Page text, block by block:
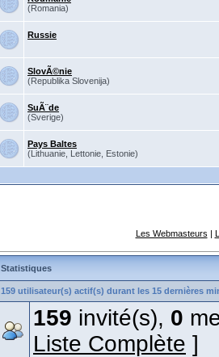
(Romania)
Russie
SlovÃ©nie
(Republika Slovenija)
SuÃ¨de
(Sverige)
Pays Baltes
(Lithuanie, Lettonie, Estonie)
Les Webmasteurs |
Statistiques
159 utilisateur(s) actif(s) durant les 15 dernières
159 invité(s), 0
Liste Complète ]